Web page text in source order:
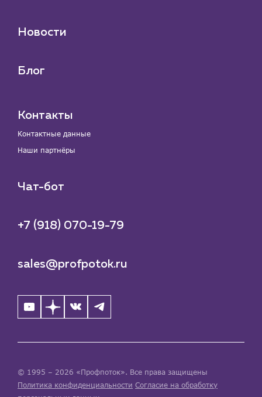
Новости
Блог
Контакты
Контактные данные
Наши партнёры
Чат-бот
+7 (918) 070-19-79
sales@profpotok.ru
© 1995 – 2026 «Профпоток». Все права защищены
Политика конфиденциальности Согласие на обработку